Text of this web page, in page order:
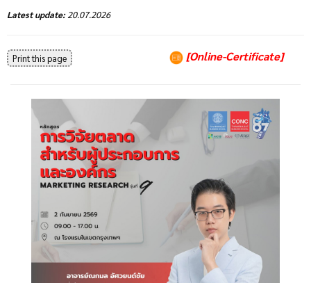
Latest update:20.07.2026
Print this page [Online-Certificate]